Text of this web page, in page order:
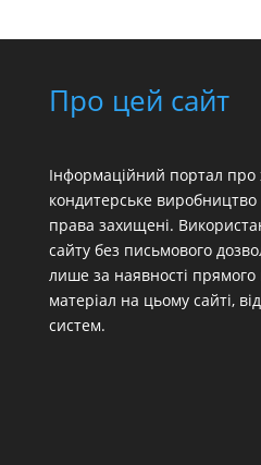
Про цей сайт
Інформаційний портал про
кондитерське
права захищені.
сайту без письмового
лише за наявності прямого
матеріал на цьому сайті,
систем.